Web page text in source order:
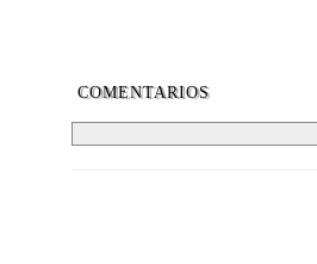
COMENTARIOS